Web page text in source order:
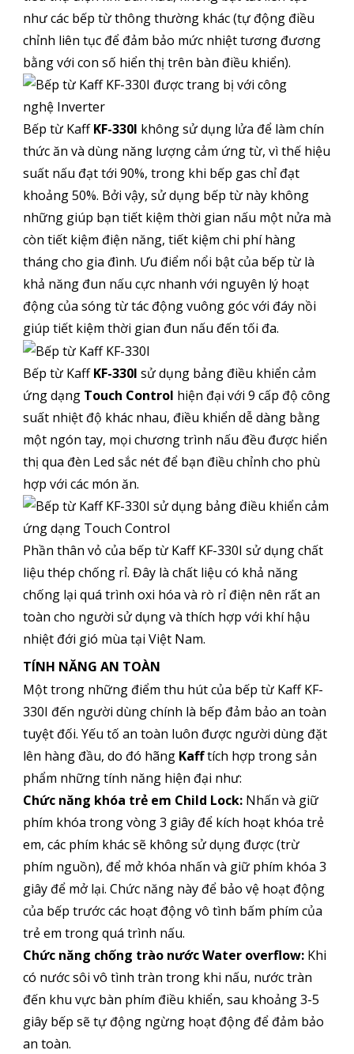
như các bếp từ thông thường khác (tự động điều
chỉnh liên tục để đảm bảo mức nhiệt tương đương
bằng với con số hiển thị trên bàn điều khiển).
Bếp từ KaffKF-330I không sử dụng lửa để làm chín
thức ăn và dùng năng lượng cảm ứng từ, vì thế hiệu
suất nấu đạt tới 90%, trong khi bếp gas chỉ đạt
khoảng 50%. Bởi vậy, sử dụng bếp từ này không
những giúp bạn tiết kiệm thời gian nấu một nửa mà
còn tiết kiệm điện năng, tiết kiệm chi phí hàng
tháng cho gia đình. Ưu điểm nổi bật của bếp từ là
khả năng đun nấu cực nhanh với nguyên lý hoạt
động của sóng từ tác động vuông góc với đáy nồi
giúp tiết kiệm thời gian đun nấu đến tối đa.
Bếp từ KaffKF-330I sử dụng bảng điều khiển cảm
ứng dạng Touch Control hiện đại với 9 cấp độ công
suất nhiệt độ khác nhau, điều khiển dễ dàng bằng
một ngón tay, mọi chương trình nấu đều được hiển
thị qua đèn Led sắc nét để bạn điều chỉnh cho phù
hợp với các món ăn.
Phần thân vỏ của bếp từ Kaff KF-330I sử dụng chất
liệu thép chống rỉ. Đây là chất liệu có khả năng
chống lại quá trình oxi hóa và rò rỉ điện nên rất an
toàn cho người sử dụng và thích hợp với khí hậu
nhiệt đới gió mùa tại Việt Nam.
TÍNH NĂNG AN TOÀN
Một trong những điểm thu hút của bếp từ Kaff KF-
330I đến người dùng chính là bếp đảm bảo an toàn
tuyệt đối. Yếu tố an toàn luôn được người dùng đặt
lên hàng đầu, do đó hãng Kafftích hợp trong sản
phẩm những tính năng hiện đại như:
Chức năng khóa trẻ em Child Lock:Nhấn và giữ
phím khóa trong vòng 3 giây để kích hoạt khóa trẻ
em, các phím khác sẽ không sử dụng được (trừ
phím nguồn), để mở khóa nhấn và giữ phím khóa 3
giây để mở lại. Chức năng này để bảo vệ hoạt động
của bếp trước các hoạt động vô tình bấm phím của
trẻ em trong quá trình nấu.
Chức năng chống trào nước Water overflow:Khi
có nước sôi vô tình tràn trong khi nấu, nước tràn
đến khu vực bàn phím điều khiển, sau khoảng 3-5
giây bếp sẽ tự động ngừng hoạt động để đảm bảo
an toàn.